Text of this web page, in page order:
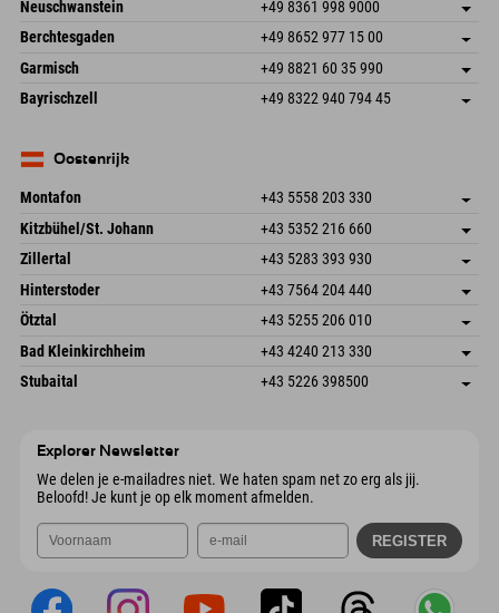
87538 Fischen I. Allgäu
Duitsland
Aankomstinformatie
Booking
Neuschwanstein +49 8361 998 9000
An der Riese 45
87484 Nesselwang im Allgäu
Duitsland
Adres opslaan
Booking
Berchtesgaden +49 8652 977 15 00
Hofreitstr. 7
83471 Schönau am Königssee
Duitsland
Adres opslaan
Aankomstinformatie
Booking
Garmisch +49 8821 60 35 990
Frickenstraße 22
82490 Farchant
Adres opslaan
Bayrischzell +49 8322 940 794 45
Duitsland
Oostenrijk
Montafon +43 5558 203 330
Dorfstr. 127b
6793 Gaschurn/Montafon
Oostenrijk
Adres opslaan
Aankomstinformatie
Booking
Kitzbühel/St. Johann +43 5352 216 660
Speckbacherstraße 87
Oostenrijk
Adres opslaan
Booking
Zillertal +43 5283 393 930
Schmiedau 2
6272 Kaltenbach im Zillertal
Oostenrijk
Adres opslaan
Aankomstinformatie
Booking
Hinterstoder +43 7564 204 440
Freizeitpark 10
Oostenrijk
Adres opslaan
Booking
Ötztal +43 5255 206 010
Gscheat 14
6441 Umhausen
Oostenrijk
Adres opslaan
Aankomstinformatie
Booking
Bad Kleinkirchheim +43 4240 213 330
Dorfstraße 24
Adres opslaan
Stubaital +43 5226 398500
Explorer Newsletter
We delen je e-mailadres niet. We haten spam net zo erg als jij.
Beloofd! Je kunt je op elk moment afmelden.